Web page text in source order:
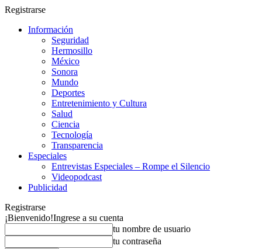
Registrarse
Información
Seguridad
Hermosillo
México
Sonora
Mundo
Deportes
Entretenimiento y Cultura
Salud
Ciencia
Tecnología
Transparencia
Especiales
Entrevistas Especiales – Rompe el Silencio
Videopodcast
Publicidad
Registrarse
¡Bienvenido!Ingrese a su cuenta
tu nombre de usuario
tu contraseña